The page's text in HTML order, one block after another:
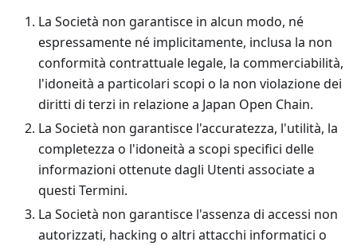
La Società non garantisce in alcun modo, né
espressamente né implicitamente, inclusa la non
conformità contrattuale legale, la commerciabilità,
l'idoneità a particolari scopi o la non violazione dei
diritti di terzi in relazione a Japan Open Chain.
La Società non garantisce l'accuratezza, l'utilità, la
completezza o l'idoneità a scopi specifici delle
informazioni ottenute dagli Utenti associate a
questi Termini.
La Società non garantisce l'assenza di accessi non
autorizzati, hacking o altri attacchi informatici o